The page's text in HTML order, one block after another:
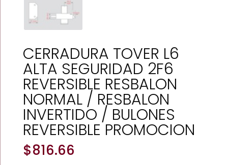
CERRADURA TOVER L6
ALTA SEGURIDAD 2F6
REVERSIBLE RESBALON
NORMAL / RESBALON
INVERTIDO / BULONES
REVERSIBLE PROMOCION
$816.66